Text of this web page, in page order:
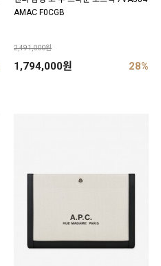
AMAC F0CGB
2,491,000원
1,794,000원 28%